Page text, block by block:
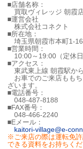
■店舗名称：
買取ヴィレッジ 朝霞
■運営会社
株式会社コネクト
■所在地：
埼玉県朝霞市本町1-
■営業時間：
10:00～19:00（定休日
■アクセス：
東武東上線 朝霞駅から
お車でのご来店もも
ざいます。
■電話番号：
048-487-8188
■FAX番号：
048-466-2240
■Eメール：
kaitori-village@e-
※ご来店の際は運転免
できる資料をお持ちくだ